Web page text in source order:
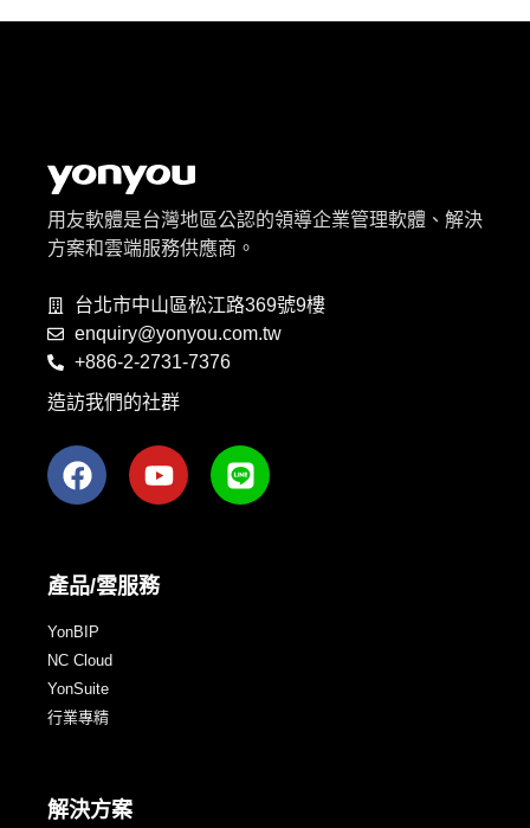
用友軟體是台灣地區公認的領導企業管理軟體、解決
方案和雲端服務供應商。
台北市中山區松江路369號9樓
enquiry@yonyou.com.tw
+886-2-2731-7376
造訪我們的社群
產品/雲服務
YonBIP
NC Cloud
YonSuite
行業專精
解決方案